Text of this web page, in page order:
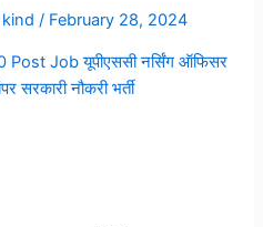
kind/ February 28, 2024
Job यूपीएससी नर्सिंग ऑफिसर
सरकारी नौकरी भर्ती